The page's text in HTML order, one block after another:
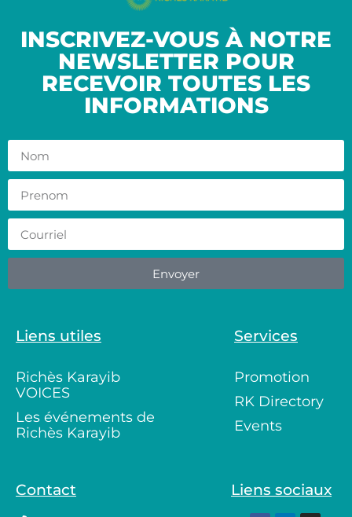
INSCRIVEZ-VOUS À NOTRE
NEWSLETTER POUR
RECEVOIR TOUTES LES
INFORMATIONS
Envoyer
Liens utiles
Richès Karayib
VOICES
Les événements de
Richès Karayib
Services
Promotion
RK Directory
Events
Contact Liens sociaux